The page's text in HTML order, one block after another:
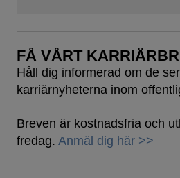
FÅ VÅRT
Håll dig informerad om de
karriärnyheterna inom
Breven är kostnadsfria och
fredag. Anmäl dig här >>